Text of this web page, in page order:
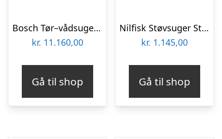
Bosch Tør–vådsuger Gas 35 H Afc Universal – 06019C3600
kr. 11.160,00
Gå til shop
Nilfisk Støvsuger Støv/vådsuger multi ii 22 inox hobby
kr. 1.145,00
Gå til shop